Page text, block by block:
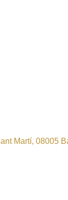
Martí, 08005